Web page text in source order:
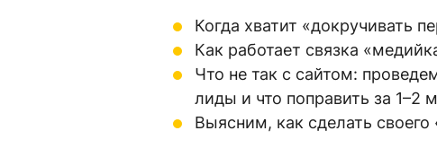
Когда хватит «докручивать
Как работает связка
Что не так с сайтом:
лиды и что поправить за 1–2
Выясним, как сделать своего